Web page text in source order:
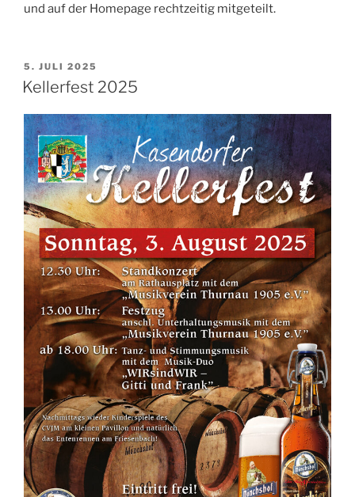
und auf der Homepage rechtzeitig mitgeteilt.
VERÖFFENTLICHT
AM
5. JULI 2025
Kellerfest 2025